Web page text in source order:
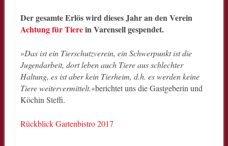
Der gesamte Erlös wird dieses Jahr an den Verein
Achtung für Tierein Varensell gespendet.
»Das ist ein Tierschutzverein, ein Schwerpunkt ist die
Jugendarbeit, dort leben auch Tiere aus schlechter
Haltung, es ist aber kein Tierheim, d.h. es werden keine
Tiere weitervermittelt.«berichtet uns die Gastgeberin und
Köchin Steffi.
Rückblick Gartenbistro 2017